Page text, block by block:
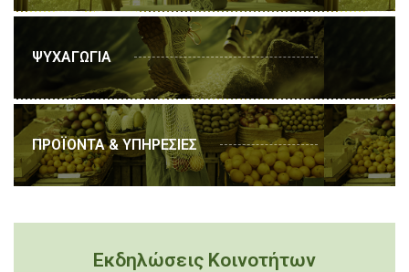
ΨΥΧΑΓΩΓΙΑ
ΠΡΟΪΟΝΤΑ & ΥΠΗΡΕΣΙΕΣ
Εκδηλώσεις Κοινοτήτων